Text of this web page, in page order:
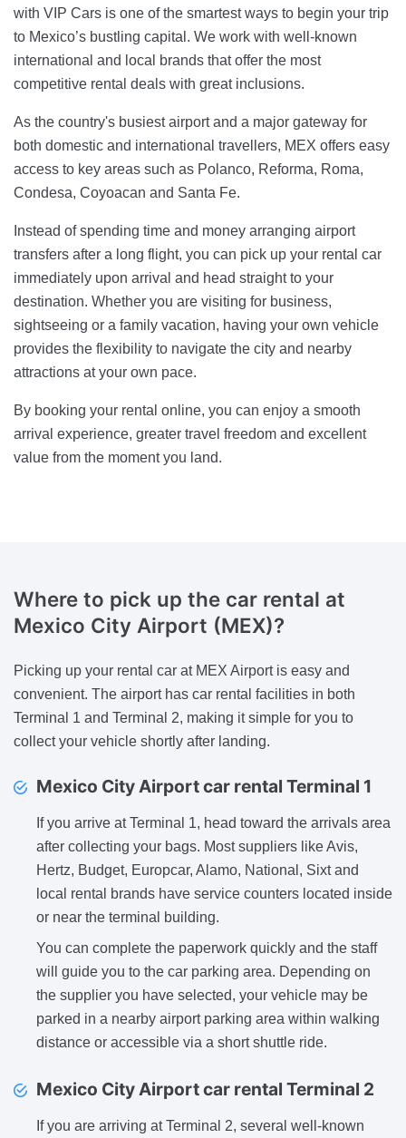
with VIP Cars is one of the smartest ways to begin your trip
to Mexico’s bustling capital. We work with well-known
international and local brands that offer the most
competitive rental deals with great inclusions.
As the country's busiest airport and a major gateway for
both domestic and international travellers, MEX offers easy
access to key areas such as Polanco, Reforma, Roma,
Condesa, Coyoacan and Santa Fe.
Instead of spending time and money arranging airport
transfers after a long flight, you can pick up your rental car
immediately upon arrival and head straight to your
destination. Whether you are visiting for business,
sightseeing or a family vacation, having your own vehicle
provides the flexibility to navigate the city and nearby
attractions at your own pace.
By booking your rental online, you can enjoy a smooth
arrival experience, greater travel freedom and excellent
value from the moment you land.
Where to pick up the car rental at
Mexico City Airport (MEX)?
Picking up your rental car at MEX Airport is easy and
convenient. The airport has car rental facilities in both
Terminal 1 and Terminal 2, making it simple for you to
collect your vehicle shortly after landing.
Mexico City Airport car rental Terminal 1
If you arrive at Terminal 1, head toward the arrivals area
after collecting your bags. Most suppliers like Avis,
Hertz, Budget, Europcar, Alamo, National, Sixt and
local rental brands have service counters located inside
or near the terminal building.
You can complete the paperwork quickly and the staff
will guide you to the car parking area. Depending on
the supplier you have selected, your vehicle may be
parked in a nearby airport parking area within walking
distance or accessible via a short shuttle ride.
Mexico City Airport car rental Terminal 2
If you are arriving at Terminal 2, several well-known